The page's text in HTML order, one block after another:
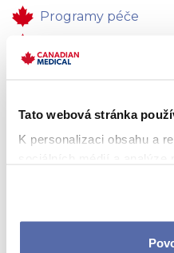
Tato webová stránka
K personalizaci obsahu a
sdílíme se svými partnery
dalšími informacemi, které
Programy péče
Kontakty
Zpětná vazba